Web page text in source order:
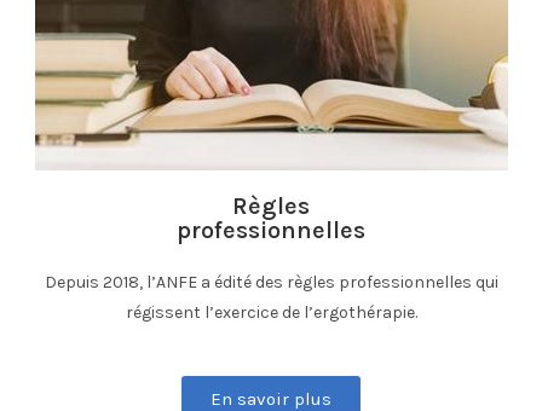
Règles
professionnelles
Depuis 2018, l’ANFE a édité des règles professionnelles qui
régissent l’exercice de l’ergothérapie.
En savoir plus